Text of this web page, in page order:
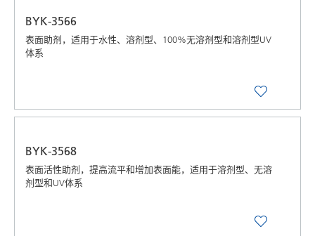
BYK-3566
表面助剂，适用于水性、溶剂型、100%无溶剂型和溶剂型UV
体系
BYK-3568
表面活性助剂，提高流平和增加表面能，适用于溶剂型、无溶
剂型和UV体系